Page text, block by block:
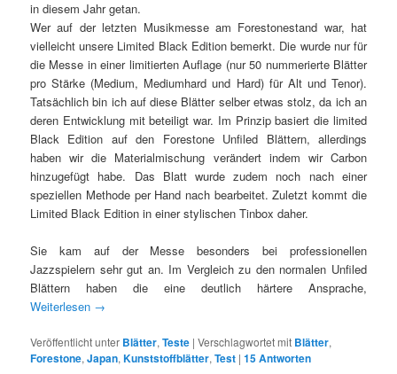
in diesem Jahr getan.
Wer auf der letzten Musikmesse am Forestonestand war, hat
vielleicht unsere Limited Black Edition bemerkt. Die wurde nur für
die Messe in einer limitierten Auflage (nur 50 nummerierte Blätter
pro Stärke (Medium, Mediumhard und Hard) für Alt und Tenor).
Tatsächlich bin ich auf diese Blätter selber etwas stolz, da ich an
deren Entwicklung mit beteiligt war. Im Prinzip basiert die limited
Black Edition auf den Forestone Unfiled Blättern, allerdings
haben wir die Materialmischung verändert indem wir Carbon
hinzugefügt habe. Das Blatt wurde zudem noch nach einer
speziellen Methode per Hand nach bearbeitet. Zuletzt kommt die
Limited Black Edition in einer stylischen Tinbox daher.
Sie kam auf der Messe besonders bei professionellen
Jazzspielern sehr gut an. Im Vergleich zu den normalen Unfiled
Blättern haben die eine deutlich härtere Ansprache,
Weiterlesen →
Veröffentlicht unter Blätter,Teste |Verschlagwortet mit Blätter,
Forestone,Japan,Kunststoffblätter,Test |15Antworten